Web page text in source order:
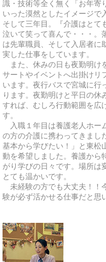
識・技術等全く無く「お年寄
いった漠然としたイメージで
そして三年目。『介護はとて
泣いて笑って喜んで・・・。
は先輩職員、そして入居者に
実した仕事をしています。
また、休みの日も夜勤明け
サートやイベントへ出掛けリ
います。夜行バスで宮城に行
ります。夜勤明けと平日の休
すれば、むしろ行動範囲を広
す。
入職１年目は養護老人ホー
の方の介護に携わってきまし
基本から学びたい！」と東松
動を希望しました。養護から
がり学びの日々です。場所は
とても温かいです。
未経験の方でも大丈夫！！
験が必ず活かせる仕事だと思